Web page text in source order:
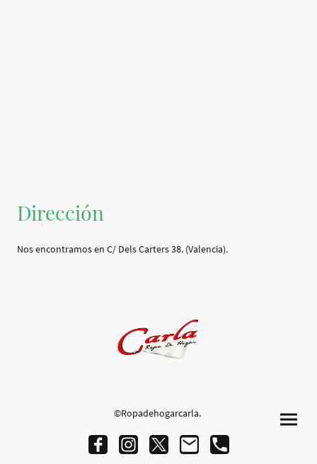
Dirección
Nos encontramos en C/ Dels Carters 38. (Valencia).
©Ropadehogarcarla.